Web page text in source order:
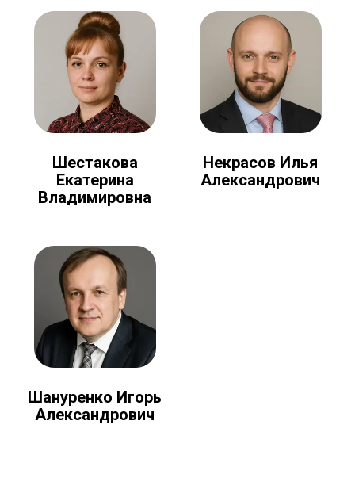
Шестакова
Екатерина
Владимировна
Некрасов Илья
Александрович
Шануренко Игорь
Александрович